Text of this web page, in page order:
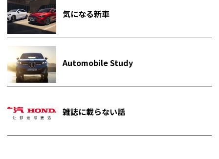
気になる新車
Automobile Study
雑誌に載らない話